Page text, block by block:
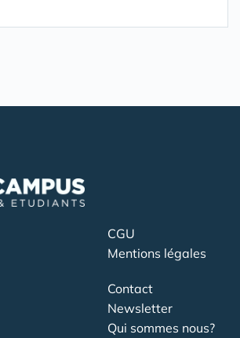
CGU
Mentions légales
Contact
Newsletter
Qui sommes nous?